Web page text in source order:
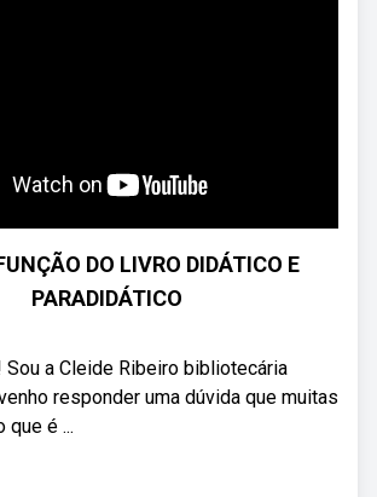
DO LIVRO DIDÁTICO E
PARADIDÁTICO
Sou a Cleide Ribeiro bibliotecária
responder uma dúvida que muitas
que é ...